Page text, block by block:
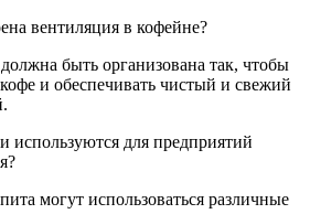
вентиляция в кофейне?
быть организована так, чтобы
и обеспечивать чистый и свежий
используются для предприятий
могут использоваться различные